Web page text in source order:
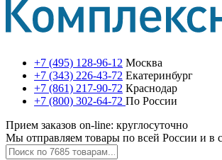
+7 (495) 128-96-12 Москва
+7 (343) 226-43-72 Екатеринбург
+7 (861) 217-90-72 Краснодар
+7 (800) 302-64-72 По России
Прием заказов on-line: круглосуточно
Мы отправляем товары по всей России и в